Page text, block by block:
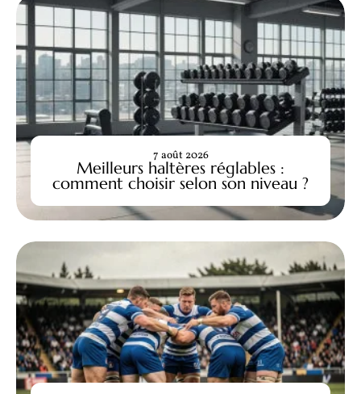
Meilleurs haltères réglables :
comment choisir selon son niveau ?
7 août 2026